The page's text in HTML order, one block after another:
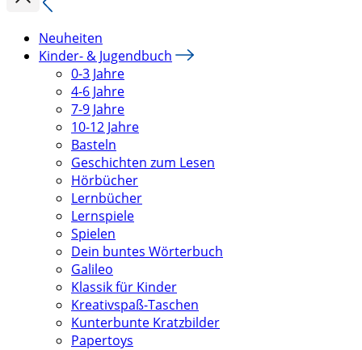
Neuheiten
Kinder- & Jugendbuch
0-3 Jahre
4-6 Jahre
7-9 Jahre
10-12 Jahre
Basteln
Geschichten zum Lesen
Hörbücher
Lernbücher
Lernspiele
Spielen
Dein buntes Wörterbuch
Galileo
Klassik für Kinder
Kreativspaß-Taschen
Kunterbunte Kratzbilder
Papertoys